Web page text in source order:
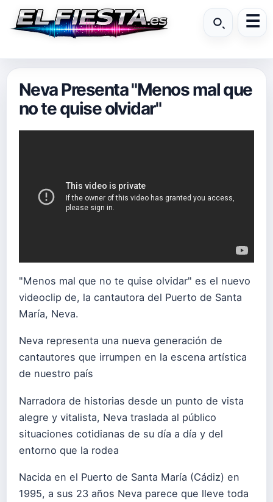
Neva Presenta "Menos mal que
no te quise olvidar"
"Menos mal que no te quise olvidar" es el nuevo
videoclip de, la cantautora del Puerto de Santa
María, Neva.
Neva representa una nueva generación de
cantautores que irrumpen en la escena artística
de nuestro país
Narradora de historias desde un punto de vista
alegre y vitalista, Neva traslada al público
situaciones cotidianas de su día a día y del
entorno que la rodea
Nacida en el Puerto de Santa María (Cádiz) en
1995, a sus 23 años Neva parece que lleve toda